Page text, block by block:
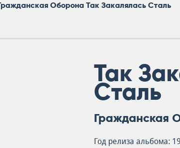
Оборона Так Закалялась Сталь
Так
Сталь
Гражданская
Год релиза альбома: